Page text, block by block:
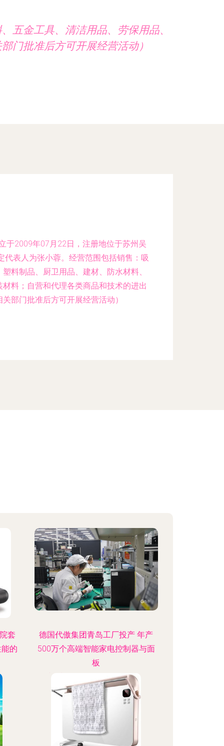
五金工具、清洁用品、劳保用品、
门批准后方可开展经营活动）
于2009年07月22日，注册地位于苏州吴
表人为张小蓉。经营范围包括销售：吸
料制品、厨卫用品、建材、防水材料、
料；自营和代理各类商品和技术的进出
部门批准后方可开展经营活动）
套
的
德国代傲集团青岛工厂投产 年产
500万个高端智能家电控制器与面
板
更新时间：2026-08-05 09:18:25